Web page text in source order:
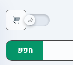
חפש